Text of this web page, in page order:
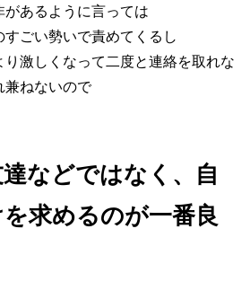
あるように言っては
ごい勢いで責めてくるし
激しくなって二度と連絡を取れな
兼ねないので
などではなく、自
求めるのが一番良